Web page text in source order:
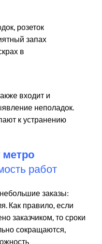
розеток
запах
в
входит и
неполадок.
к устранению
метро
работ
заказы:
Как правило, если
заказчиком, то сроки
сокращаются,